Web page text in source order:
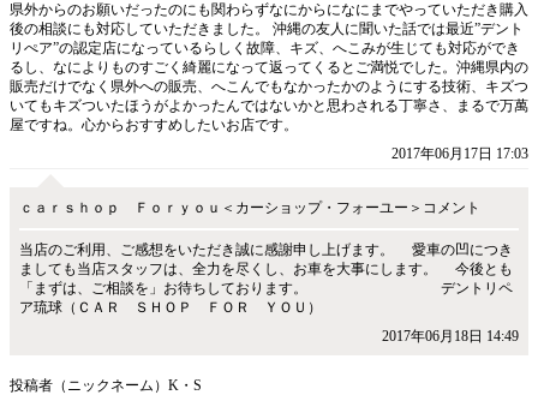
県外からのお願いだったのにも関わらずなにからになにまでやっていただき購入
後の相談にも対応していただきました。 沖縄の友人に聞いた話では最近”デント
リぺア”の認定店になっているらしく故障、キズ、へこみが生じても対応ができ
るし、なによりものすごく綺麗になって返ってくるとご満悦でした。沖縄県内の
販売だけでなく県外への販売、へこんでもなかったかのようにする技術、キズつ
いてもキズついたほうがよかったんではないかと思わされる丁寧さ、まるで万萬
屋ですね。心からおすすめしたいお店です。
2017年06月17日 17:03
ｃａｒｓｈｏｐ Ｆｏｒｙｏｕ＜カーショップ・フォーユー＞コメント
当店のご利用、ご感想をいただき誠に感謝申し上げます。 愛車の凹につき
ましても当店スタッフは、全力を尽くし、お車を大事にします。 今後とも
「まずは、ご相談を」お待ちしております。 デントリペ
ア琉球（ＣＡＲ ＳＨＯＰ ＦＯＲ ＹＯＵ）
2017年06月18日 14:49
投稿者（ニックネーム）K・S